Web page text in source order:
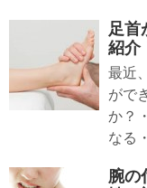
足首
紹介
最近
がで
か？
なる
腕の